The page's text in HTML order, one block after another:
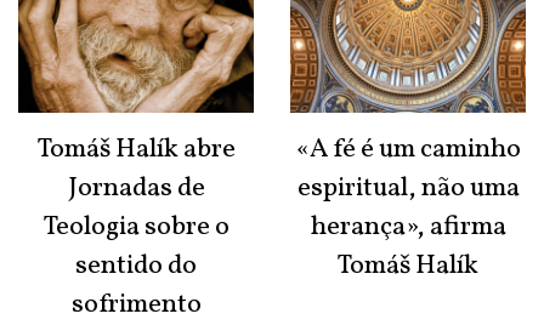
Tomáš Halík abre
Jornadas de
Teologia sobre o
sentido do
sofrimento
«A fé é um caminho
espiritual, não uma
herança», afirma
Tomáš Halík